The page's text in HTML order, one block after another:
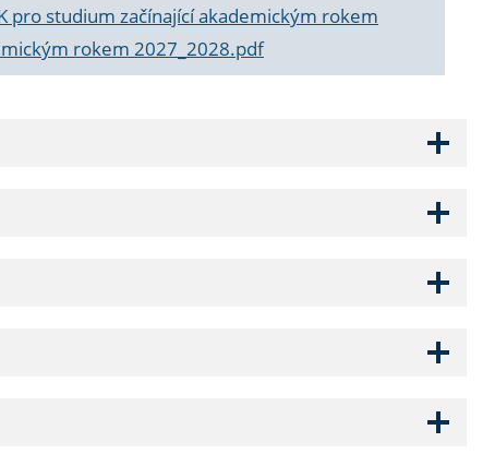
pro studium začínající akademickým rokem
rokem 2027_2028.pdf